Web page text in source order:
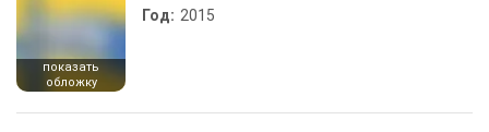
показать
обложку
Год: 2015